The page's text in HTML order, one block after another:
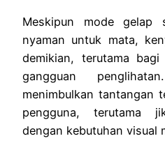
Meskipun mode gelap
nyaman untuk mata,
demikian, terutama
gangguan
menimbulkan tantangan
pengguna, terutama
dengan kebutuhan visual